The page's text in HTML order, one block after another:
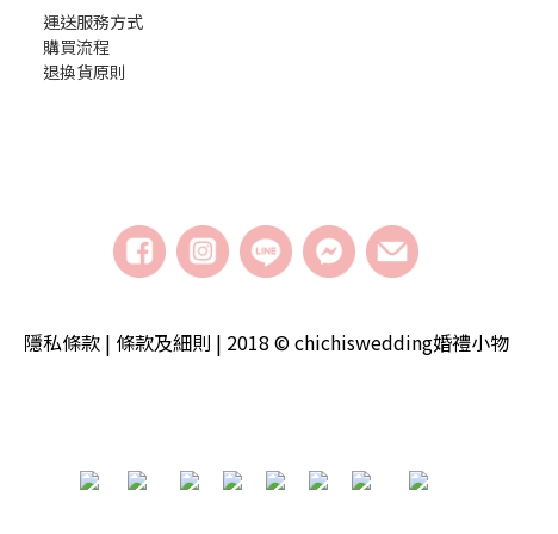
運送服務方式
購買流程
退換貨原則
隱私條款 | 條款及細則 | 2018 © chichiswedding婚禮小物